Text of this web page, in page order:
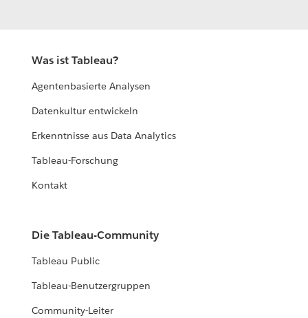
Was ist Tableau?
Agentenbasierte Analysen
Datenkultur entwickeln
Erkenntnisse aus Data Analytics
Tableau-Forschung
Kontakt
Die Tableau-Community
Tableau Public
Tableau-Benutzergruppen
Community-Leiter